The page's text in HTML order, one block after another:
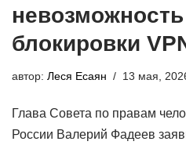
блокировки
автор: Леся Есаян 13 мая,
Глава Совета по правам
России Валерий Фадеев